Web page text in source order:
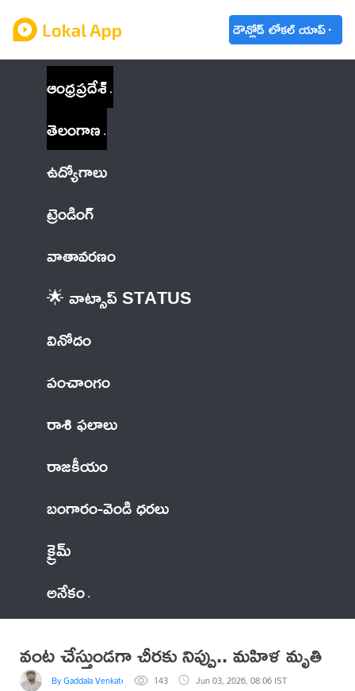
డౌన్లోడ్ లోకల్ యాప్
ఆంధ్రప్రదేశ్
తెలంగాణ
ఉద్యోగాలు
ట్రెండింగ్
వాతావరణం
🌟 వాట్సాప్ STATUS
వినోదం
పంచాంగం
రాశి ఫలాలు
రాజకీయం
బంగారం-వెండి ధరలు
క్రైమ్
అనేకం
వంట చేస్తుండగా చీరకు నిప్పు.. మహిళ మృతి
By Gaddala VenkateswaraRao143 Jun 03, 2026, 08:06 IST